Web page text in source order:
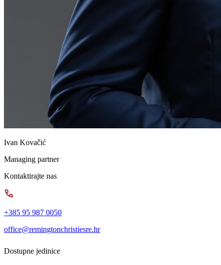
Ivan Kovačić
Managing partner
Kontaktirajte nas
+385 95 987 0050
office@remingtonchristiesre.hr
Dostupne jedinice